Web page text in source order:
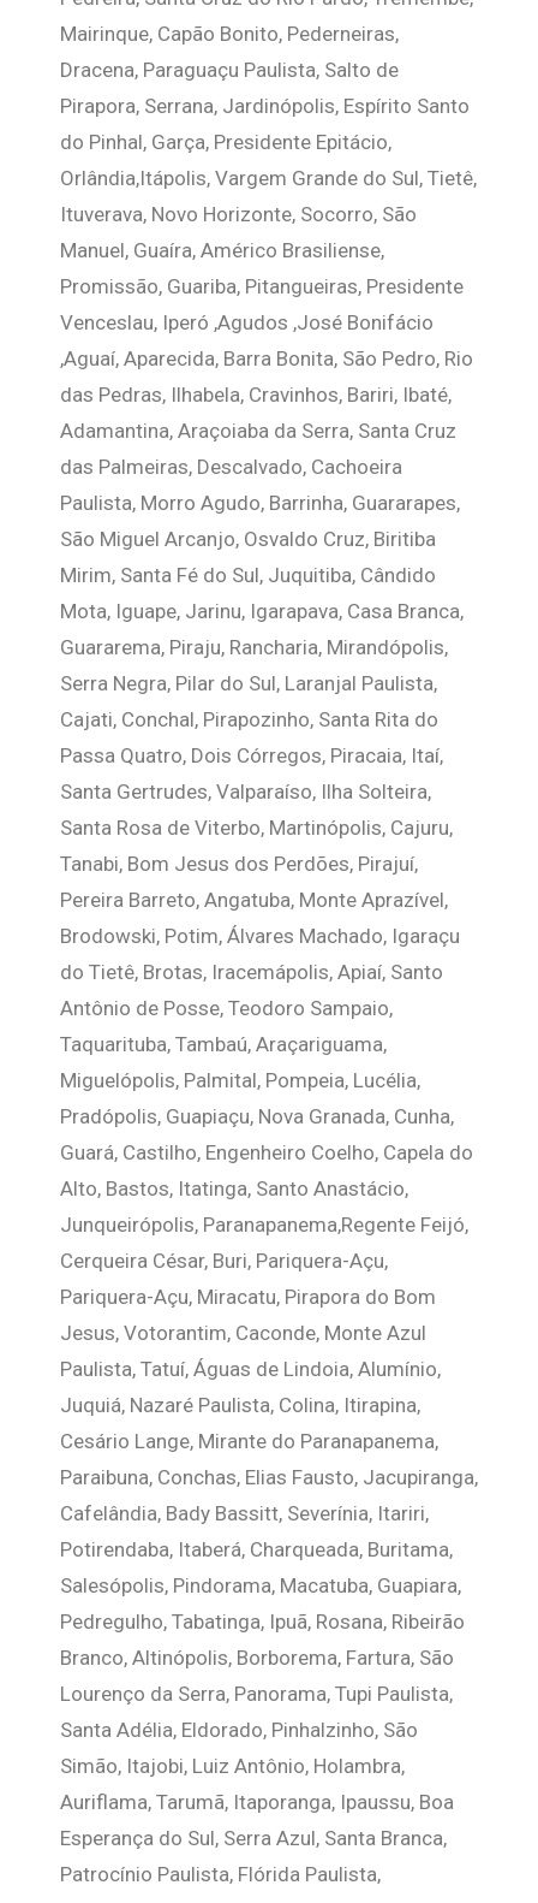
Mairinque, Capão Bonito, Pederneiras,
Dracena, Paraguaçu Paulista, Salto de
Pirapora, Serrana, Jardinópolis, Espírito Santo
do Pinhal, Garça, Presidente Epitácio,
Orlândia,Itápolis, Vargem Grande do Sul, Tietê,
Ituverava, Novo Horizonte, Socorro, São
Manuel, Guaíra, Américo Brasiliense,
Promissão, Guariba, Pitangueiras, Presidente
Venceslau, Iperó ,Agudos ,José Bonifácio
,Aguaí, Aparecida, Barra Bonita, São Pedro, Rio
das Pedras, Ilhabela, Cravinhos, Bariri, Ibaté,
Adamantina, Araçoiaba da Serra, Santa Cruz
das Palmeiras, Descalvado, Cachoeira
Paulista, Morro Agudo, Barrinha, Guararapes,
São Miguel Arcanjo, Osvaldo Cruz, Biritiba
Mirim, Santa Fé do Sul, Juquitiba, Cândido
Mota, Iguape, Jarinu, Igarapava, Casa Branca,
Guararema, Piraju, Rancharia, Mirandópolis,
Serra Negra, Pilar do Sul, Laranjal Paulista,
Cajati, Conchal, Pirapozinho, Santa Rita do
Passa Quatro, Dois Córregos, Piracaia, Itaí,
Santa Gertrudes, Valparaíso, Ilha Solteira,
Santa Rosa de Viterbo, Martinópolis, Cajuru,
Tanabi, Bom Jesus dos Perdões, Pirajuí,
Pereira Barreto, Angatuba, Monte Aprazível,
Brodowski, Potim, Álvares Machado, Igaraçu
do Tietê, Brotas, Iracemápolis, Apiaí, Santo
Antônio de Posse, Teodoro Sampaio,
Taquarituba, Tambaú, Araçariguama,
Miguelópolis, Palmital, Pompeia, Lucélia,
Pradópolis, Guapiaçu, Nova Granada, Cunha,
Guará, Castilho, Engenheiro Coelho, Capela do
Alto, Bastos, Itatinga, Santo Anastácio,
Junqueirópolis, Paranapanema,Regente Feijó,
Cerqueira César, Buri, Pariquera-Açu,
Pariquera-Açu, Miracatu, Pirapora do Bom
Jesus, Votorantim, Caconde, Monte Azul
Paulista, Tatuí, Águas de Lindoia, Alumínio,
Juquiá, Nazaré Paulista, Colina, Itirapina,
Cesário Lange, Mirante do Paranapanema,
Paraibuna, Conchas, Elias Fausto, Jacupiranga,
Cafelândia, Bady Bassitt, Severínia, Itariri,
Potirendaba, Itaberá, Charqueada, Buritama,
Salesópolis, Pindorama, Macatuba, Guapiara,
Pedregulho, Tabatinga, Ipuã, Rosana, Ribeirão
Branco, Altinópolis, Borborema, Fartura, São
Lourenço da Serra, Panorama, Tupi Paulista,
Santa Adélia, Eldorado, Pinhalzinho, São
Simão, Itajobi, Luiz Antônio, Holambra,
Auriflama, Tarumã, Itaporanga, Ipaussu, Boa
Esperança do Sul, Serra Azul, Santa Branca,
Patrocínio Paulista, Flórida Paulista,